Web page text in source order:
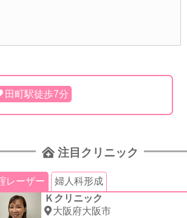
田町駅徒歩7分
注目クリニック
レーザー
婦人科形成
Ｋクリニック
大阪府大阪市